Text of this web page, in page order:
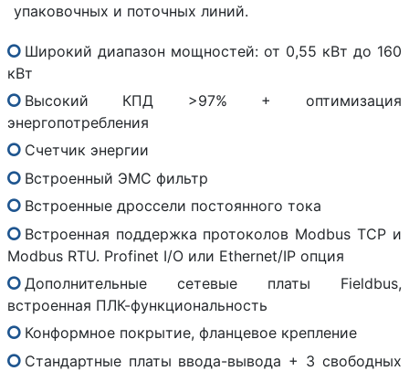
упаковочных и поточных линий.
Широкий диапазон мощностей: от 0,55 кВт до 160
кВт
Высокий КПД >97% + оптимизация
энергопотребления
Счетчик энергии
Встроенный ЭМС фильтр
Встроенные дроссели постоянного тока
Встроенная поддержка протоколов Modbus TCP и
Modbus RTU. Profinet I/O или Ethernet/IP опция
Дополнительные сетевые платы Fieldbus,
встроенная ПЛК-функциональность
Конформное покрытие, фланцевое крепление
Стандартные платы ввода-вывода + 3 свободных